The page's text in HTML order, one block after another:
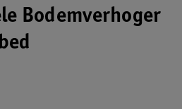
Bodemverhoger